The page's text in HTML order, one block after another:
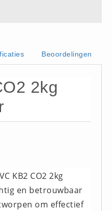
Beoordelingen
2kg
KB2 CO2 2kg
en betrouwbaar
om effectief